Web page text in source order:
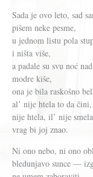
Sada je ovo leto, sad
pišem neke pesme,
u jednom listu pola
i ništa više,
a padale su svu noć
modre kiše,
ona je bila raskošno
al’ nije htela to da čini,
nije htela, il’ nije
vrag bi joj znao.
Ni ono nebo, ni ono
bledunjavo sunce —